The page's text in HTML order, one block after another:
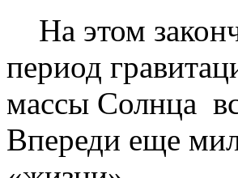
На этом
период
массы Солнца
Впереди еще